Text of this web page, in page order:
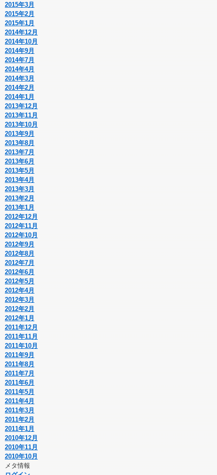
2015年3月
2015年2月
2015年1月
2014年12月
2014年10月
2014年9月
2014年7月
2014年4月
2014年3月
2014年2月
2014年1月
2013年12月
2013年11月
2013年10月
2013年9月
2013年8月
2013年7月
2013年6月
2013年5月
2013年4月
2013年3月
2013年2月
2013年1月
2012年12月
2012年11月
2012年10月
2012年9月
2012年8月
2012年7月
2012年6月
2012年5月
2012年4月
2012年3月
2012年2月
2012年1月
2011年12月
2011年11月
2011年10月
2011年9月
2011年8月
2011年7月
2011年6月
2011年5月
2011年4月
2011年3月
2011年2月
2011年1月
2010年12月
2010年11月
2010年10月
メタ情報